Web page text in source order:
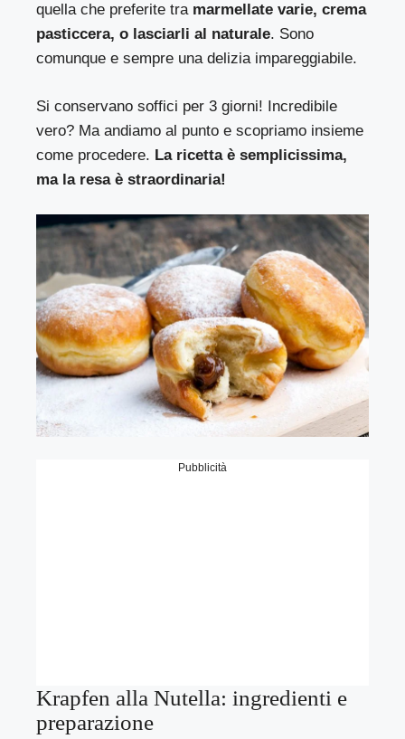
quella che preferite tra marmellate varie, crema
pasticcera, o lasciarli al naturale. Sono
comunque e sempre una delizia impareggiabile.
Si conservano soffici per 3 giorni! Incredibile
vero? Ma andiamo al punto e scopriamo insieme
come procedere. La ricetta è semplicissima,
ma la resa è straordinaria!
Pubblicità
Krapfen alla Nutella: ingredienti e
preparazione